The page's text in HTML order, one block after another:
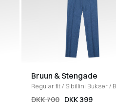
Bruun & Stengade
Regular fit/ Sibillini Bukser/
DKK 700 DKK 399